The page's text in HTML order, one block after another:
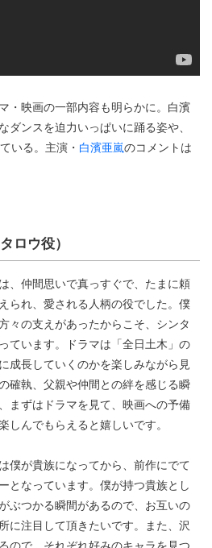
・映画の一部内容も明らかに。白濱
ダンスを迫力いっぱいに踊る姿や、
いる。主演・ 白濱亜嵐のコメントは
ロウ役）
、仲間思いで真っすぐで、たまに頼
られ、愛される人柄の役でした。僕
々の支えがあったからこそ、シンタ
ています。ドラマは「全日土木」の
成長していくのかを楽しみながら見
確執、父親や仲間との絆を感じる瞬
まずはドラマを見て、映画への予備
んでもらえると嬉しいです。
僕が貴族になってから、前作にでて
となっています。僕が持つ貴族とし
ぶつかる瞬間があるので、お互いの
に注目して頂きたいです。また、沢
ので、それぞれ好みのキャラを見つ